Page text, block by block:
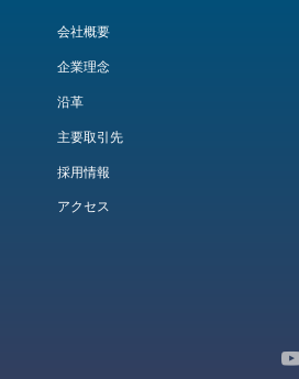
会社概要
企業理念
沿革
主要取引先
採用情報
アクセス